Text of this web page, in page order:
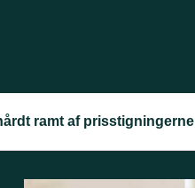
ramt af prisstigningerne